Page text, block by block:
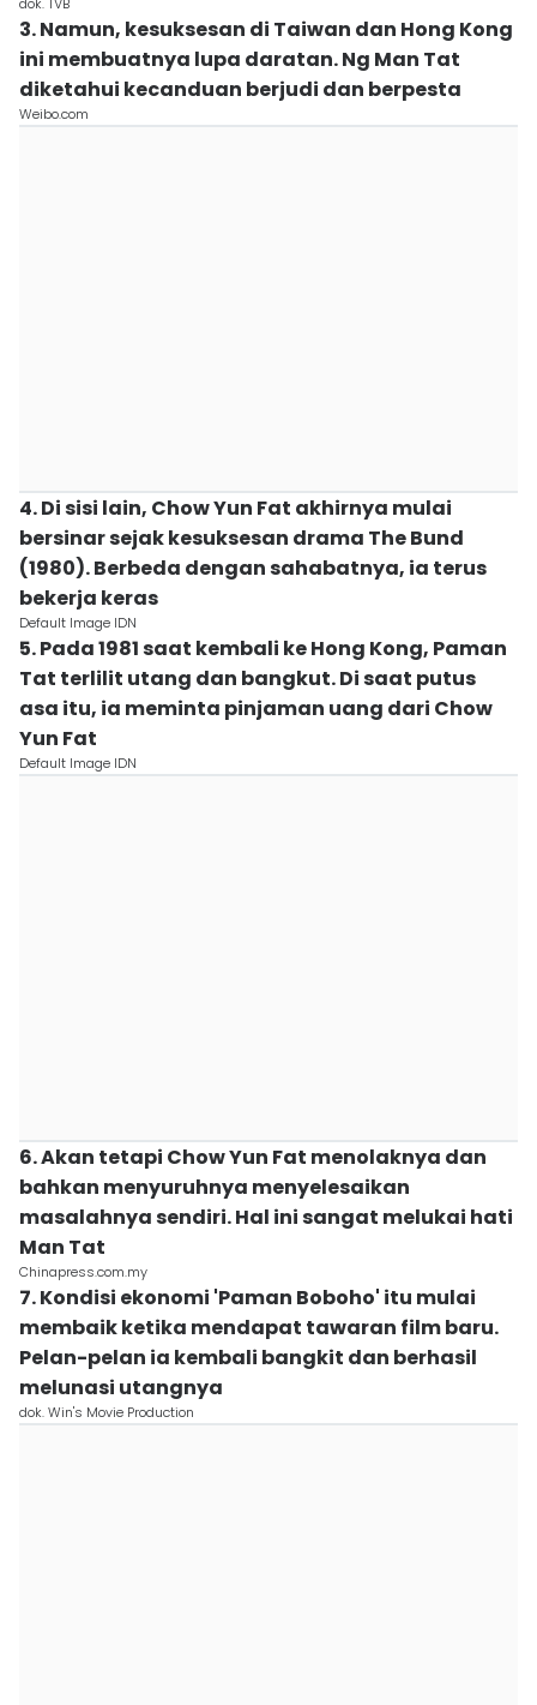
3. Namun, kesuksesan di Taiwan dan Hong Kong
ini membuatnya lupa daratan. Ng Man Tat
diketahui kecanduan berjudi dan berpesta
Weibo.com
4. Di sisi lain, Chow Yun Fat akhirnya mulai
bersinar sejak kesuksesan drama The Bund
(1980). Berbeda dengan sahabatnya, ia terus
bekerja keras
Default Image IDN
5. Pada 1981 saat kembali ke Hong Kong, Paman
Tat terlilit utang dan bangkut. Di saat putus
asa itu, ia meminta pinjaman uang dari Chow
Yun Fat
Default Image IDN
6. Akan tetapi Chow Yun Fat menolaknya dan
bahkan menyuruhnya menyelesaikan
masalahnya sendiri. Hal ini sangat melukai hati
Man Tat
Chinapress.com.my
7. Kondisi ekonomi 'Paman Boboho' itu mulai
membaik ketika mendapat tawaran film baru.
Pelan-pelan ia kembali bangkit dan berhasil
melunasi utangnya
dok. Win's Movie Production